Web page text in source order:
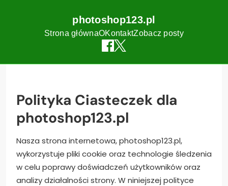
photoshop123.pl
Strona głównaOKontaktZobacz posty
contentPolityka Ciasteczek dla
photoshop123.pl
Nasza strona internetowa, photoshop123.pl,
wykorzystuje pliki cookie oraz technologie śledzenia
w celu poprawy doświadczeń użytkowników oraz
analizy działalności strony. W niniejszej polityce